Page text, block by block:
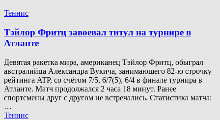
Теннис
Тэйлор Фритц завоевал титул на турнире в
Атланте
Девятая ракетка мира, американец Тэйлор Фритц, обыграл
австралийца Александра Вукича, занимающего 82-ю строчку
рейтинга ATP, со счётом 7/5, 6/7(5), 6/4 в финале турнира в
Атланте. Матч продолжался 2 часа 18 минут. Ранее
спортсмены друг с другом не встречались. Статистика матча:
…
Теннис